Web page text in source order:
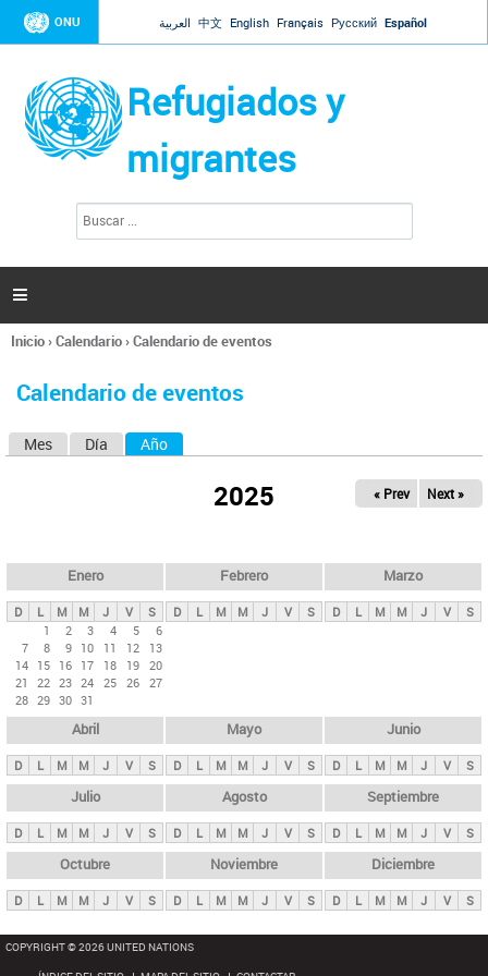
Jump to navigation
ONU العربية 中文 English Français Русский Español
Refugiados y
migrantes
l
d
s

Se
usted
Inicio›Calendario›Calendario de eventos
Calendario de eventos
s
p
n
i
p
a
l
s
Mes Día Año
2025 « Prev Next »
Enero
D L M M J V
S
1
2 3 4 5
6
7
8 9 10 11 12
13
14 15 16 17 18 19 20
21
22 23 24 25 26 27
28 29 30 31
Febrero
D L M M J V S
Marzo
D L M M J V S
Abril
D L M M J V S
Mayo
D L M M J V S
Junio
D L M M J V S
Julio
D L M M J V S
Agosto
D L M M J V S
Septiembre
D L M M J V S
Octubre
D L M M J V S
Noviembre
D L M M J V S
Diciembre
D L M M J V S
COPYRIGHT © 2026 UNITED NATIONS